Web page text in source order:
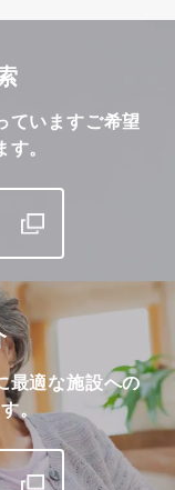
ていますご希望
。
最適な施設への
。